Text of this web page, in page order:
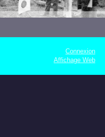
Connexion
Affichage Web